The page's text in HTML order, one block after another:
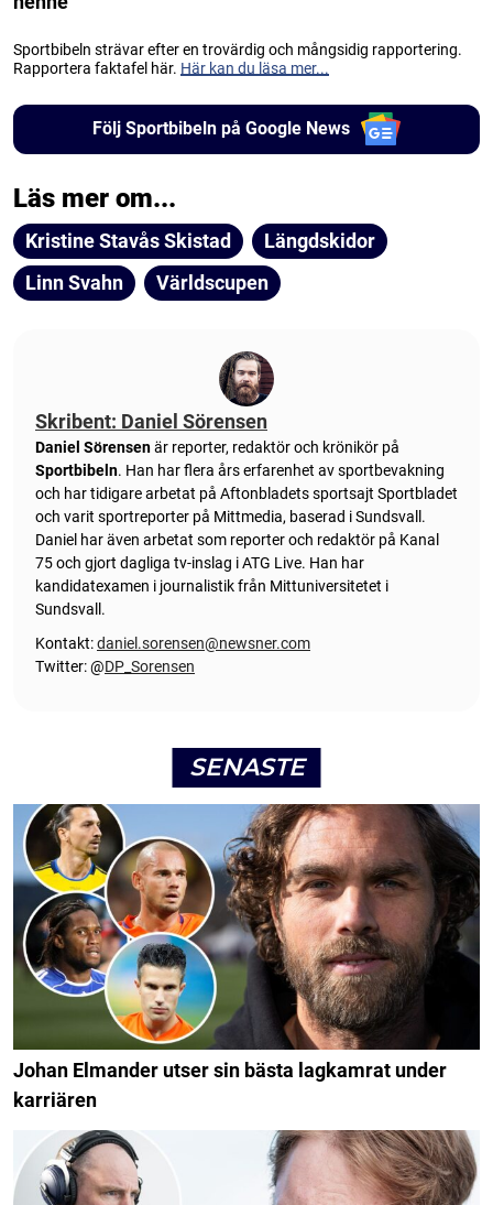
Sportbibeln strävar efter en trovärdig och mångsidig rapportering.
Rapportera faktafel här. Här kan du läsa mer...
Följ Sportbibeln på Google News
Läs mer om...
Kristine Stavås Skistad
Längdskidor
Linn Svahn
Världscupen
Skribent: Daniel Sörensen
Daniel Sörensenär reporter, redaktör och krönikör på
Sportbibeln. Han har flera års erfarenhet av sportbevakning
och har tidigare arbetat på Aftonbladets sportsajt Sportbladet
och varit sportreporter på Mittmedia, baserad i Sundsvall.
Daniel har även arbetat som reporter och redaktör på Kanal
75 och gjort dagliga tv-inslag i ATG Live. Han har
kandidatexamen i journalistik från Mittuniversitetet i
Sundsvall.
Kontakt:daniel.sorensen@newsner.com
Twitter: @DP_Sorensen
SENASTE
Johan Elmander utser sin bästa lagkamrat under
karriären